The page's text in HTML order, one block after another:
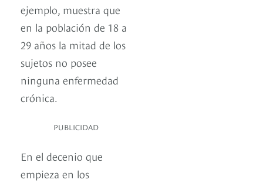
ejemplo, muestra que
en la población de 18 a
29 años la mitad de los
sujetos no posee
ninguna enfermedad
crónica.
PUBLICIDAD
En el decenio que
empieza en los